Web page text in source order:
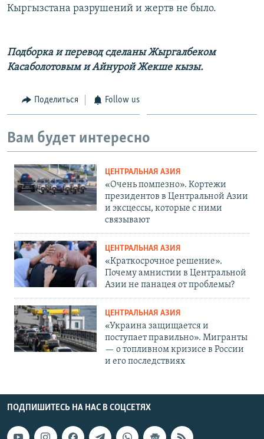
Кыргызстана разрушений и жертв не было.
Подборка и перевод сделаны Жыргалбеком
Касаболотовым и Айнурой Жекше кызы.
Поделиться Follow us
Вам будет интересно
ЦЕНТРАЛЬНАЯ АЗИЯ
«Очень помпезно». Кортежи
президентов в Центральной Азии
и эксцессы, которые с ними
связывают
ЦЕНТРАЛЬНАЯ АЗИЯ
«Краткосрочное решение».
Почему амнистии в Центральной
Азии не панацея от проблемы?
ЦЕНТРАЛЬНАЯ АЗИЯ
«Украина защищается и
поступает правильно». Мигранты
— о топливном кризисе в России
и его последствиях
ПОДПИШИТЕСЬ НА НАС В СОЦСЕТЯХ